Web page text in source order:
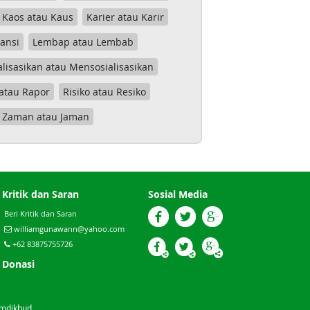
Kaos atau Kaus
Karier atau Karir
Lembap atau Lembab
atau Mensosialisasikan
Rapor
Risiko atau Resiko
Zaman atau Jaman
Kritik dan Saran
Beri Kritik dan Saran
williamgunawann@yahoo.com
+62 83875755726
Donasi
Sosial Media